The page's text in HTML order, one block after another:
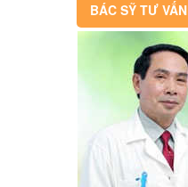
BÁC SỸ TƯ VẤN